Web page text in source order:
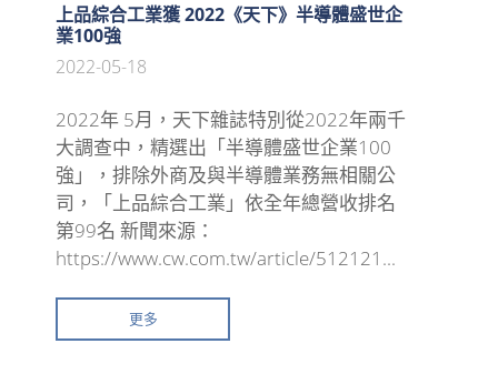
上品綜合工業獲 2022《天下》半導體盛世企
業100強
2022-05-18
2022年 5月，天下雜誌特別從2022年兩千
大調查中，精選出「半導體盛世企業100
強」，排除外商及與半導體業務無相關公
司，「上品綜合工業」依全年總營收排名
第99名 新聞來源：
https://www.cw.com.tw/article/512121...
更多